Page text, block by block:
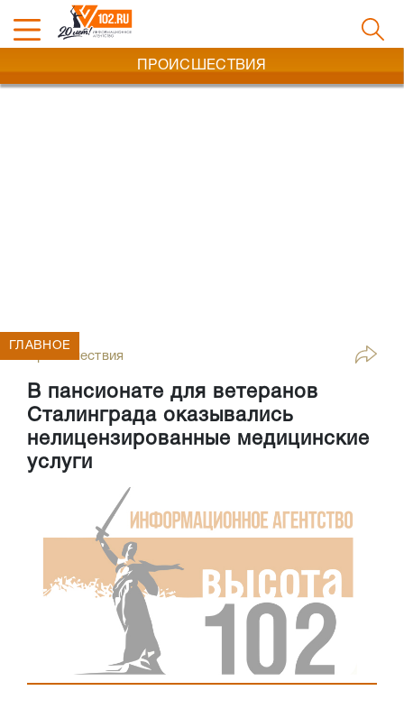
ПРОИСШЕСТВИЯ
Происшествия
В пансионате для ветеранов
Сталинграда оказывались
нелицензированные медицинские
услуги
ГЛАВНОЕ